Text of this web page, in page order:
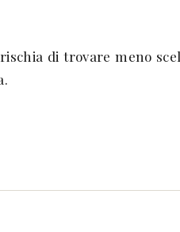
di trovare meno